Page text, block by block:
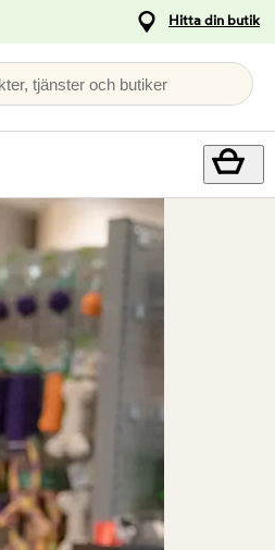
Hitta din butik
tjänster och butiker